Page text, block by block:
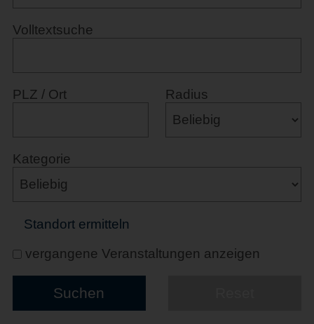
Volltextsuche
PLZ / Ort Radius
Kategorie
Standort ermitteln
vergangene Veranstaltungen anzeigen